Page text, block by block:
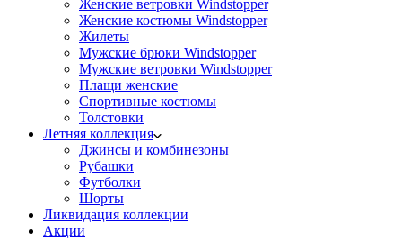
Женские ветровки Windstopper
Женские костюмы Windstopper
Жилеты
Мужские брюки Windstopper
Мужские ветровки Windstopper
Плащи женские
Спортивные костюмы
Толстовки
Летняя коллекция
Джинсы и комбинезоны
Рубашки
Футболки
Шорты
Ликвидация коллекции
Акции